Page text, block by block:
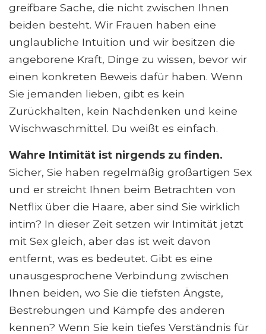
greifbare Sache, die nicht zwischen Ihnen
beiden besteht. Wir Frauen haben eine
unglaubliche Intuition und wir besitzen die
angeborene Kraft, Dinge zu wissen, bevor wir
einen konkreten Beweis dafür haben. Wenn
Sie jemanden lieben, gibt es kein
Zurückhalten, kein Nachdenken und keine
Wischwaschmittel. Du weißt es einfach.
Wahre Intimität ist nirgends zu finden.
Sicher, Sie haben regelmäßig großartigen Sex
und er streicht Ihnen beim Betrachten von
Netflix über die Haare, aber sind Sie wirklich
intim? In dieser Zeit setzen wir Intimität jetzt
mit Sex gleich, aber das ist weit davon
entfernt, was es bedeutet. Gibt es eine
unausgesprochene Verbindung zwischen
Ihnen beiden, wo Sie die tiefsten Ängste,
Bestrebungen und Kämpfe des anderen
kennen? Wenn Sie kein tiefes Verständnis für